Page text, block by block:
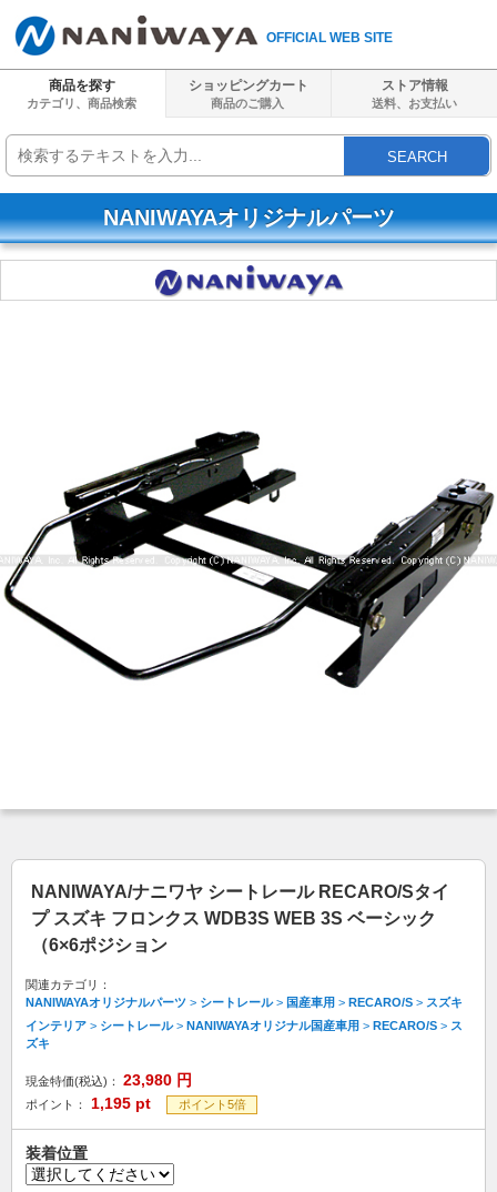
OFFICIAL WEB SITE
商品を探す
カテゴリ、商品検索
ショッピングカート
商品のご購入
ストア情報
送料、 お支払い
SEARCH
NANIWAYAオリジナルパーツ
NANIWAYA/ナニワヤ シートレール RECARO/Sタイ
プ スズキ フロンクス WDB3S WEB 3S ベーシック
（6×6ポジション
関連カテゴリ：
NANIWAYAオリジナルパーツ > シートレール> 国産車用 > RECARO/S > スズキ
インテリア > シートレール> NANIWAYAオリジナル国産車用 > RECARO/S > ス
ズキ
現金特価(税込)： 23,980 円
ポイント： 1,195 pt ポイント5倍
装着位置